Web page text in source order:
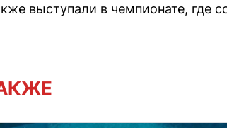
выступали в чемпионате, где